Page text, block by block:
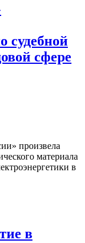
судебной
сфере
произвела
материала
в
в